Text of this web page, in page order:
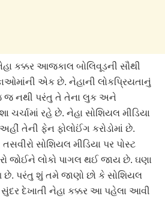
કક્કર આજકાલ બોલિવૂડની સૌથી
એક છે. નેહાની લોકપ્રિયતાનું
જ નથી પરંતુ તે તેના લુક અને
રહે છે. નેહા સોશિયલ મીડિયા
તેની ફેન ફોલોઈંગ કરોડોમાં છે.
સોશિયલ મીડિયા પર પોસ્ટ
જોઈને લોકો પાગલ થઈ જાય છે. ઘણા
છે. પરંતુ શું તમે જાણો છો કે સોશિયલ
સુંદર દેખાતી નેહા કક્કર આ પહેલા આવી